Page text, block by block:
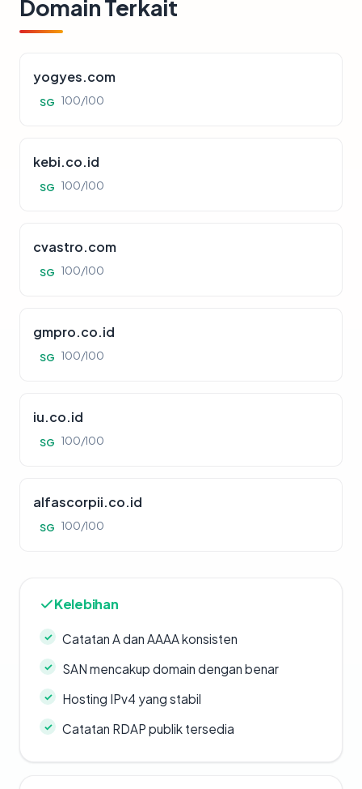
Domain Terkait
yogyes.com
SG 100/100
kebi.co.id
SG 100/100
cvastro.com
SG 100/100
gmpro.co.id
SG 100/100
iu.co.id
SG 100/100
alfascorpii.co.id
SG 100/100
Kelebihan
Catatan A dan AAAA konsisten
SAN mencakup domain dengan benar
Hosting IPv4 yang stabil
Catatan RDAP publik tersedia